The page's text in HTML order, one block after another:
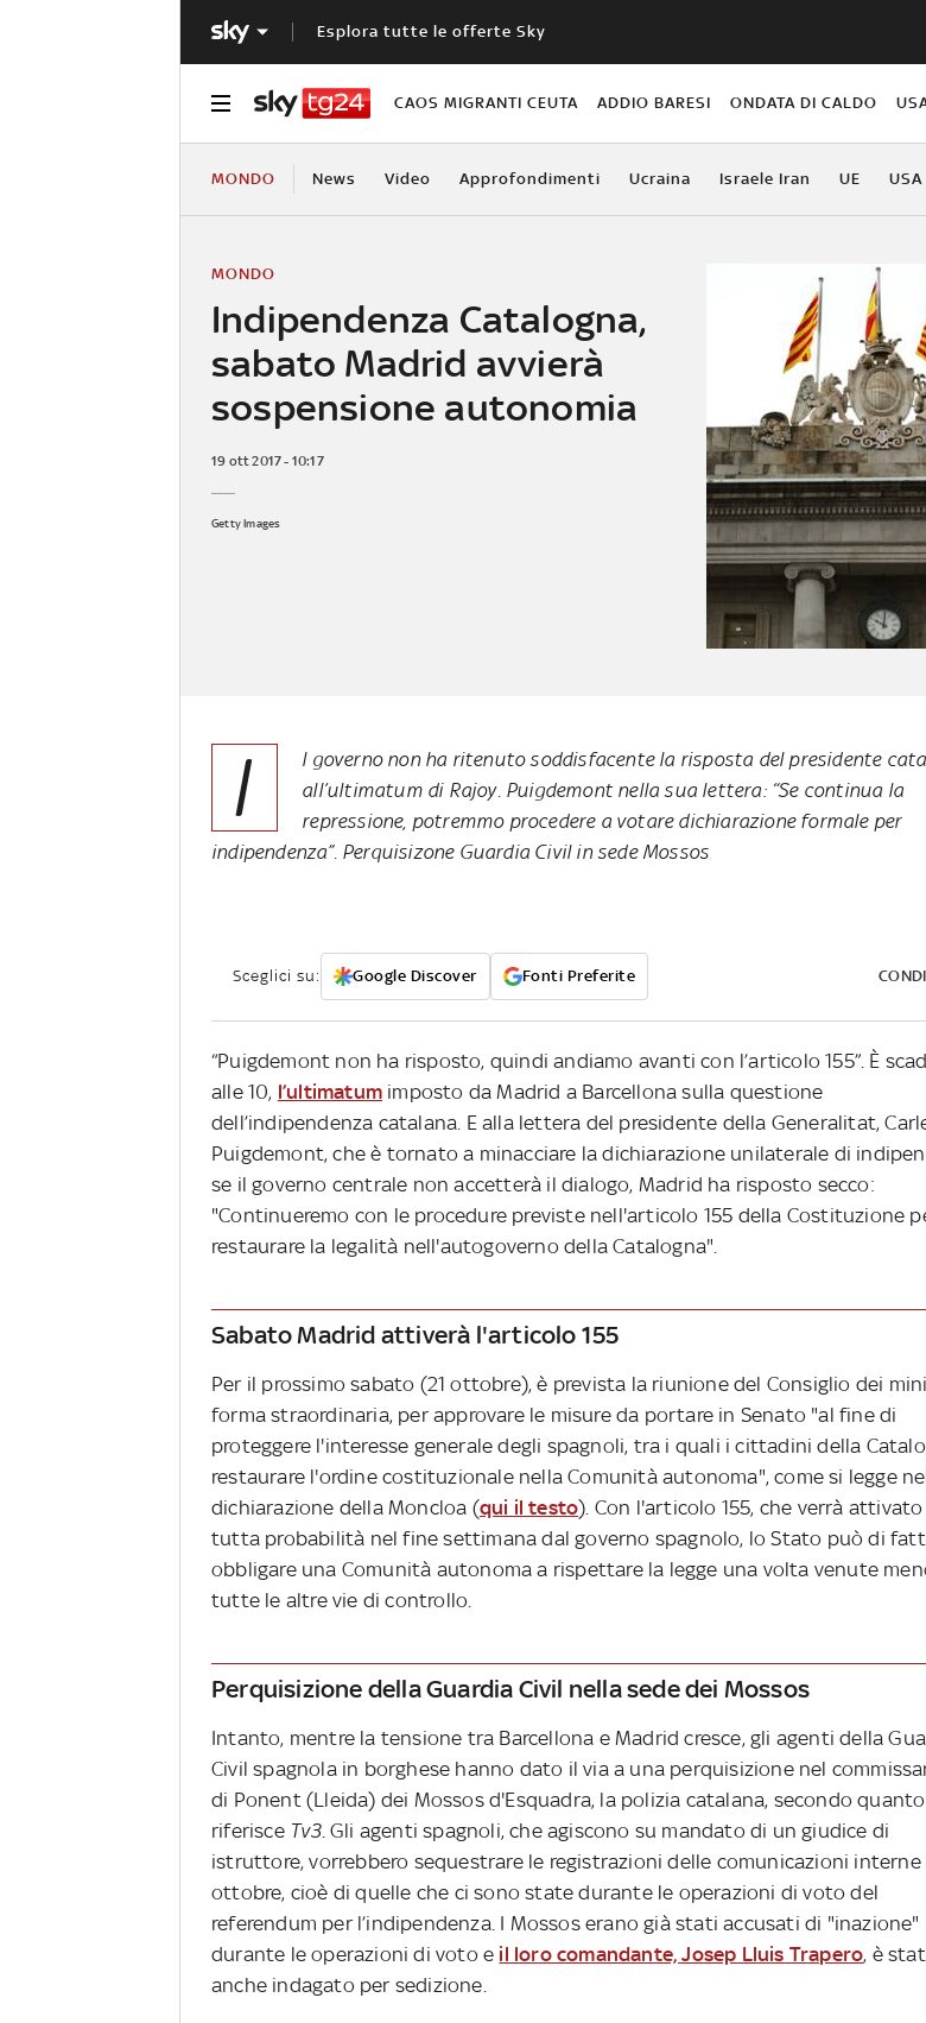
Esplora tutte le offerte Sky
CAOS MIGRANTI CEUTA ADDIO BARESI ONDATA DI CALDO
MONDO News Video Approfondimenti Ucraina Israele Iran UE USA
Indipendenza Catalogna,
sabato Madrid avvierà
sospensione autonomia
MONDO
19 ott 2017 - 10:17
Getty Images
I
l governo non ha ritenuto soddisfacente la risposta del presidente
all’ultimatum di Rajoy. Puigdemont nella sua lettera: “Se continua la
repressione, potremmo procedere a votare dichiarazione formale per
indipendenza”. Perquisizone Guardia Civil in sede Mossos
Sceglici su: Google Discover Fonti Preferite
“Puigdemont non ha risposto, quindi andiamo avanti con l’articolo 155”. È
alle 10, l’ultimatum imposto da Madrid a Barcellona sulla questione
dell’indipendenza catalana. E alla lettera del presidente della Generalitat,
Puigdemont, che è tornato a minacciare la dichiarazione unilaterale di
se il governo centrale non accetterà il dialogo, Madrid ha risposto secco:
"Continueremo con le procedure previste nell'articolo 155 della Costituzione
restaurare la legalità nell'autogoverno della Catalogna".
Sabato Madrid attiverà l'articolo 155
Per il prossimo sabato (21 ottobre), è prevista la riunione del Consiglio dei
forma straordinaria, per approvare le misure da portare in Senato "al fine di
proteggere l'interesse generale degli spagnoli, tra i quali i cittadini della
restaurare l'ordine costituzionale nella Comunità autonoma", come si legge
dichiarazione della Moncloa (qui il testo). Con l'articolo 155, che verrà
tutta probabilità nel fine settimana dal governo spagnolo, lo Stato può di
obbligare una Comunità autonoma a rispettare la legge una volta venute
tutte le altre vie di controllo.
Perquisizione della Guardia Civil nella sede dei Mossos
Intanto, mentre la tensione tra Barcellona e Madrid cresce, gli agenti della
Civil spagnola in borghese hanno dato il via a una perquisizione nel
di Ponent (Lleida) dei Mossos d'Esquadra, la polizia catalana, secondo quanto
riferisce Tv3. Gli agenti spagnoli, che agiscono su mandato di un giudice di
istruttore, vorrebbero sequestrare le registrazioni delle comunicazioni interne
ottobre, cioè di quelle che ci sono state durante le operazioni di voto del
referendum per l’indipendenza. I Mossos erano già stati accusati di "inazione"
durante le operazioni di voto e il loro comandante, Josep Lluis Trapero, è
anche indagato per sedizione.